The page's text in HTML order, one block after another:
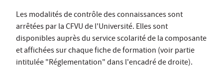
Les modalités de contrôle des connaissances sont
arrêtées par la CFVU de l'Université. Elles sont
disponibles auprès du service scolarité de la composante
et affichées sur chaque fiche de formation (voir partie
intitulée "Réglementation" dans l'encadré de droite).